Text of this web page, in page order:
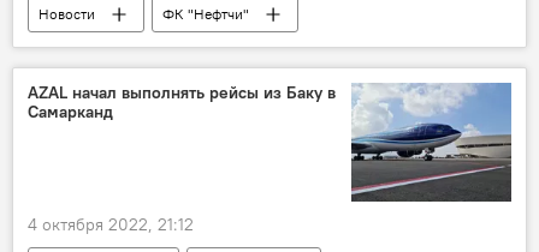
Новости
ФК "Нефтчи"
главный тренер
суд
запрет
Баку
AZAL начал выполнять рейсы из Баку в
Самарканд
4 октября 2022, 21:12